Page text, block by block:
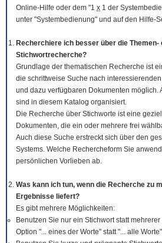
Online-Hilfe oder dem "1 x 1 der
unter "Systembedienung" und auf den Hilfe-
Recherchiere ich besser über die Themen-
Stichwortrecherche?
Grundlage der thematischen Recherche ist
die schrittweise Suche nach
und dazu verfügbaren Dokumenten möglich.
sind in diesem Katalog organisiert.
Die Recherche über Stichworte ist eine
Dokumenten, die ein oder mehrere frei
Auch diese Suche erstreckt sich über den
Systems. Welche Rechercheform Sie
persönlichen Vorlieben ab.
Was kann ich tun, wenn die Recherche zu
Ergebnisse liefert?
Es gibt mehrere Möglichkeiten:
Benutzen Sie nur ein Stichwort statt
Option "... eines der Worte" statt "... alle